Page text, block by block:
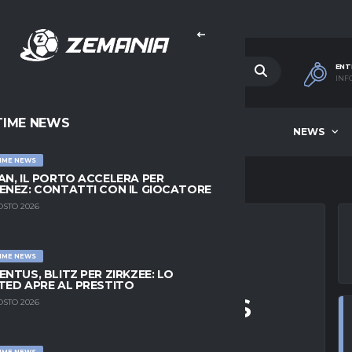
NEWS
NEWS
NEWS
IL PORTO ACCELERA PER
CONTATTI CON IL GIOCATORE
2026
NEWS
BLITZ PER ZIRKZEE: LO
APRE AL PRESTITO
2026
DALLA CANTERA
VALDEPEÑAS